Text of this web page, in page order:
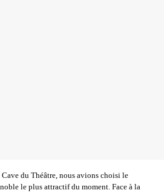
du Théâtre, nous avions choisi le
le plus attractif du moment. Face à la